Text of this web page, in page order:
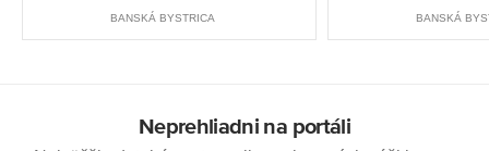
BANSKÁ BYSTRICA BANSKÁ
Neprehliadni na portáli